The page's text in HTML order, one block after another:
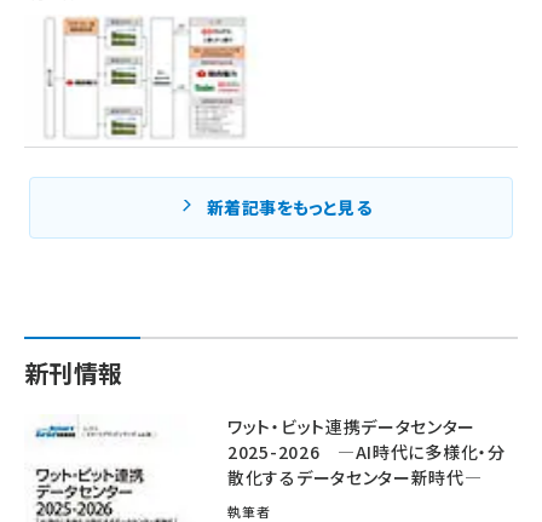
新着記事をもっと見る
新刊情報
ワット・ビット連携データセンター
2025-2026 ―AI時代に多様化・分
散化するデータセンター新時代―
執筆者